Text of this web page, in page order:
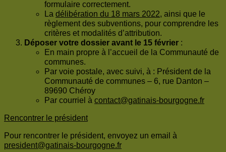
formulaire correctement.
La délibération du 18 mars 2022, ainsi que le
règlement des subventions, pour comprendre les
critères et modalités d’attribution.
Déposer votre dossier avant le 15 février :
En main propre à l’accueil de la Communauté de
communes.
Par voie postale, avec suivi, à : Président de la
Communauté de communes – 6, rue Danton –
89690 Chéroy
Par courriel à contact@gatinais-bourgogne.fr
Rencontrer le président
Pour rencontrer le président, envoyez un email à
president@gatinais-bourgogne.fr